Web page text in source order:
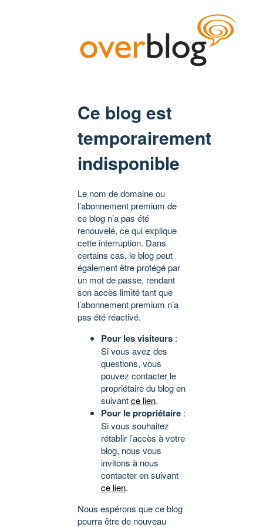
Ce blog est
temporairement
indisponible
Le nom de domaine ou
l’abonnement premium de
ce blog n’a pas été
renouvelé, ce qui explique
cette interruption. Dans
certains cas, le blog peut
également être protégé par
un mot de passe, rendant
son accès limité tant que
l’abonnement premium n’a
pas été réactivé.
Pour les visiteurs :
Si vous avez des
questions, vous
pouvez contacter le
propriétaire du blog en
suivantce lien.
Pour le propriétaire :
Si vous souhaitez
rétablir l’accès à votre
blog, nous vous
invitons à nous
contacter en suivant
ce lien.
Nous espérons que ce blog
pourra être de nouveau